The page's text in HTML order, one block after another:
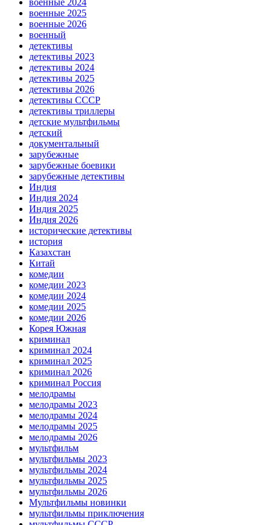
военные 2024
военные 2025
военные 2026
военный
детективы
детективы 2023
детективы 2024
детективы 2025
детективы 2026
детективы СССР
детективы триллеры
детские мультфильмы
детский
документальный
зарубежные
зарубежные боевики
зарубежные детективы
Индия
Индия 2024
Индия 2025
Индия 2026
исторические детективы
история
Казахстан
Китай
комедии
комедии 2023
комедии 2024
комедии 2025
комедии 2026
Корея Южная
криминал
криминал 2024
криминал 2025
криминал 2026
криминал Россия
мелодрамы
мелодрамы 2023
мелодрамы 2024
мелодрамы 2025
мелодрамы 2026
мультфильм
мультфильмы 2023
мультфильмы 2024
мультфильмы 2025
мультфильмы 2026
Мультфильмы новинки
мультфильмы приключения